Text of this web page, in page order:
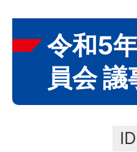
令和5
員会 議